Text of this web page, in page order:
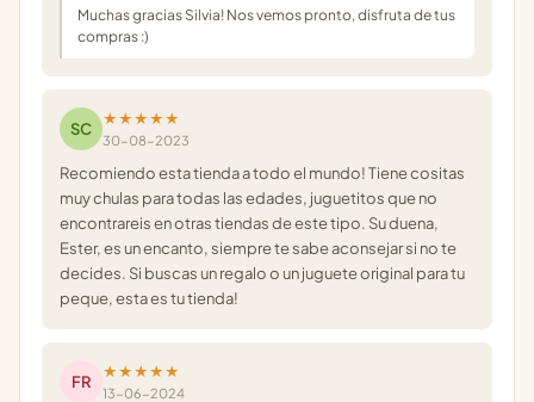
Muchas gracias Silvia! Nos vemos pronto, disfruta de tus
compras :)
SC
★★★★★
30-08-2023
Recomiendo esta tienda a todo el mundo! Tiene cositas
muy chulas para todas las edades, juguetitos que no
encontrareis en otras tiendas de este tipo. Su duena,
Ester, es un encanto, siempre te sabe aconsejar si no te
decides. Si buscas un regalo o un juguete original para tu
peque, esta es tu tienda!
FR
★★★★★
13-06-2024